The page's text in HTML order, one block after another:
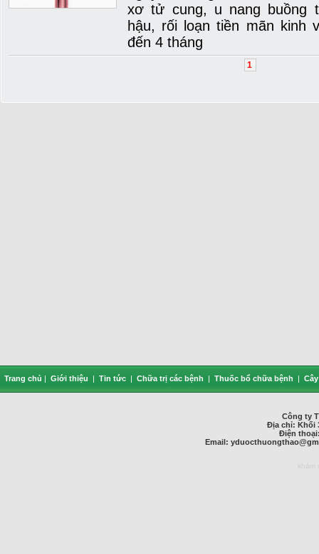
xơ tử cung, u nang buồng
hậu, rối loạn tiền mãn
đến 4 tháng
1
Trang chủ | Giới thiệu | Tin tức | Chữa trị các bệnh | Thuốc bổ chữa bệnh |
Công ty
Địa chỉ: Khối
Điện thoại:
Email: